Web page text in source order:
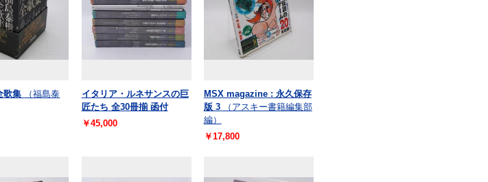
歌集
（福島泰
イタリア・ルネサンスの巨
匠たち 全30冊揃 函付
￥45,000
MSX magazine : 永久保存
版 3
（アスキー書籍編集部
編）
￥17,800